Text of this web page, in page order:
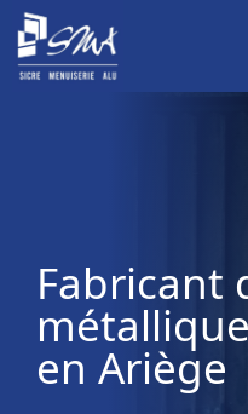
Fabricant
en Ariège